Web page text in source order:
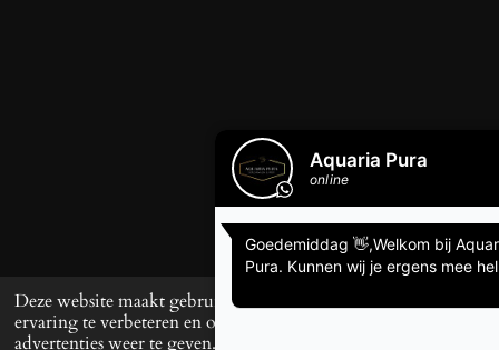
Deze website maakt gebruik van cookies om uw
ervaring te verbeteren en op maat gemaakte
advertenties weer te geven. Door op ‘Accepteren’ te